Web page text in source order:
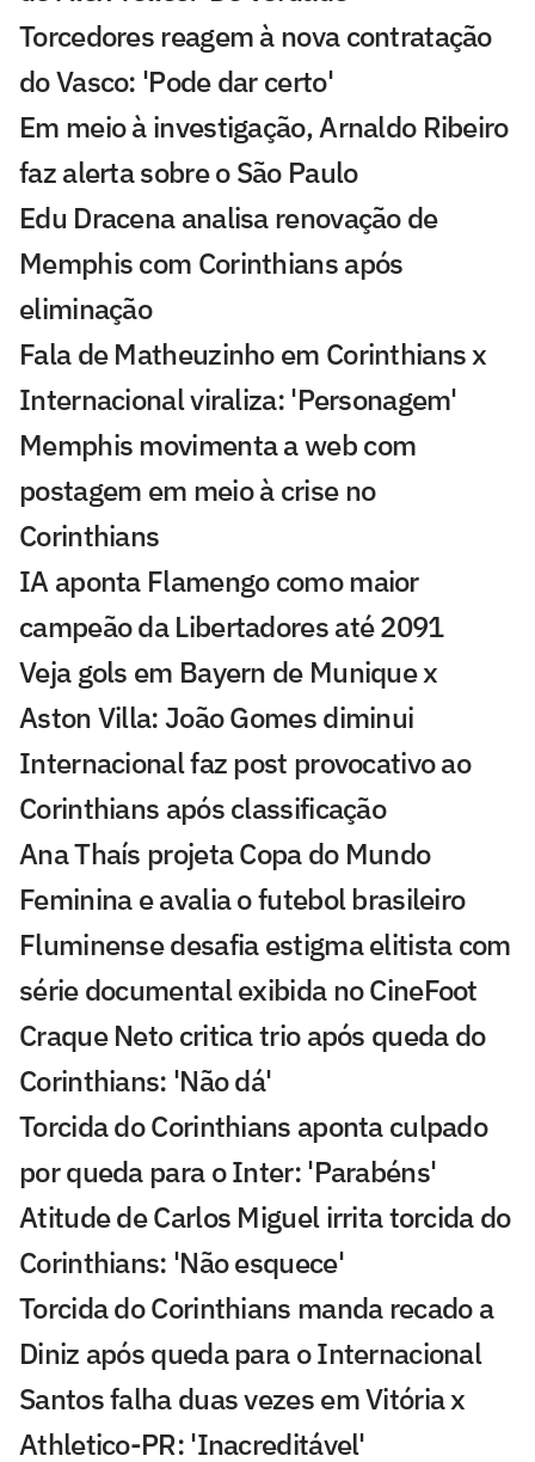
Torcedores reagem à nova contratação
do Vasco: 'Pode dar certo'
Em meio à investigação, Arnaldo Ribeiro
faz alerta sobre o São Paulo
Edu Dracena analisa renovação de
Memphis com Corinthians após
eliminação
Fala de Matheuzinho em Corinthians x
Internacional viraliza: 'Personagem'
Memphis movimenta a web com
postagem em meio à crise no
Corinthians
IA aponta Flamengo como maior
campeão da Libertadores até 2091
Veja gols em Bayern de Munique x
Aston Villa: João Gomes diminui
Internacional faz post provocativo ao
Corinthians após classificação
Ana Thaís projeta Copa do Mundo
Feminina e avalia o futebol brasileiro
Fluminense desafia estigma elitista com
série documental exibida no CineFoot
Craque Neto critica trio após queda do
Corinthians: 'Não dá'
Torcida do Corinthians aponta culpado
por queda para o Inter: 'Parabéns'
Atitude de Carlos Miguel irrita torcida do
Corinthians: 'Não esquece'
Torcida do Corinthians manda recado a
Diniz após queda para o Internacional
Santos falha duas vezes em Vitória x
Athletico-PR: 'Inacreditável'